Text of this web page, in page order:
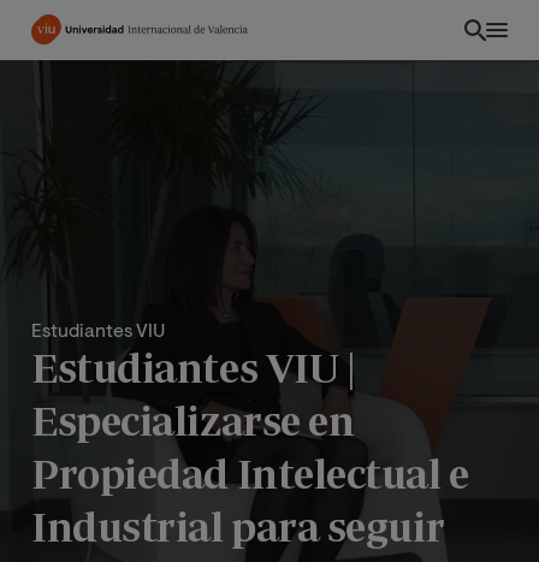
Pasar
Estudiantes VIU
Estudiantes VIU |
Especializarse en
Propiedad Intelectual e
Industrial para seguir